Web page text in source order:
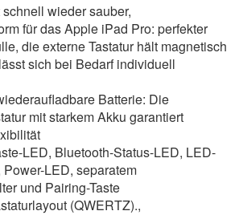
wieder sauber,
für das Apple iPad Pro: perfekter
die externe Tastatur hält magnetisch
sich bei Bedarf individuell
Batterie: Die
mit starkem Akku garantiert
LED, Bluetooth-Status-LED, LED-
LED, separatem
und Pairing-Taste
(QWERTZ).,